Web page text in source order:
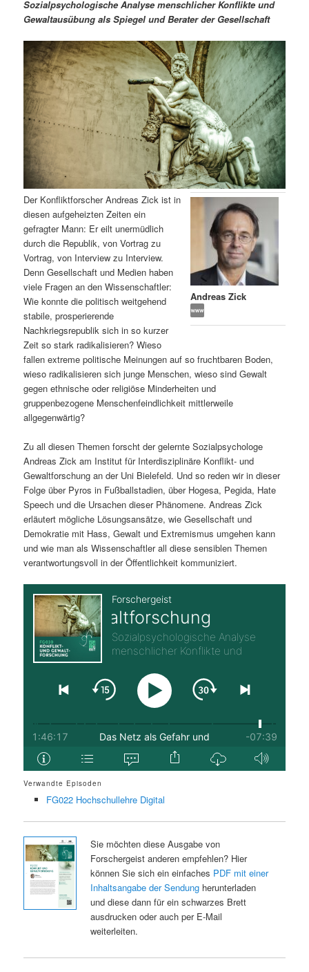
r
e
n
I
n
l
t
s
p
r
i
n
g
e
n
d
ä
r
e
n
h
a
l
t
s
p
r
i
n
g
e
n
n
a
a
t
i
o
n
Sozialpsychologische Analyse menschlicher Konflikte und
Gewaltausübung als Spiegel und Berater der Gesellschaft
Andreas Zick
Der Konfliktforscher Andreas Zick ist in
diesen aufgeheizten Zeiten ein
gefragter Mann: Er eilt unermüdlich
durch die Republik, von Vortrag zu
Vortrag, von Interview zu Interview.
Denn Gesellschaft und Medien haben
viele Fragen an den Wissenschaftler:
Wie konnte die politisch weitgehend
stabile, prosperierende
Nachkriegsrepublik sich in so kurzer
Zeit so stark radikalisieren? Wieso
fallen extreme politische Meinungen auf so fruchtbaren Boden,
wieso radikalisieren sich junge Menschen, wieso sind Gewalt
gegen ethnische oder religiöse Minderheiten und
gruppenbezogene Menschenfeindlichkeit mittlerweile
allgegenwärtig?
Zu all diesen Themen forscht der gelernte Sozialpsychologe
Andreas Zick am Institut für Interdisziplinäre Konflikt- und
Gewaltforschung an der Uni Bielefeld. Und so reden wir in dieser
Folge über Pyros in Fußballstadien, über Hogesa, Pegida, Hate
Speech und die Ursachen dieser Phänomene. Andreas Zick
erläutert mögliche Lösungsansätze, wie Gesellschaft und
Demokratie mit Hass, Gewalt und Extremismus umgehen kann
und wie man als Wissenschaftler all diese sensiblen Themen
verantwortungsvoll in der Öffentlichkeit kommuniziert.
Verwandte Episoden
FG022 Hochschullehre Digital
Sie möchten diese Ausgabe von
Forschergeist anderen empfehlen? Hier
können Sie sich ein einfaches PDF mit einer
Inhaltsangabe der Sendungherunterladen
und diese dann für ein schwarzes Brett
ausdrucken oder auch per E-Mail
weiterleiten.